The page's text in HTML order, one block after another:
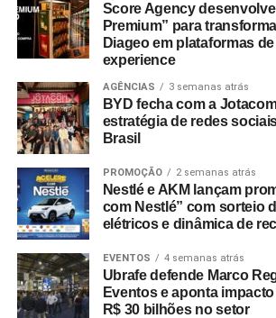
Score Agency
Premium” para
Diageo em plataformas
experience
AGÊNCIAS 3 semanas atrás
BYD fecha com a
estratégia de redes
Brasil
PROMOÇÃO 2 semanas atrás
Nestlé e AKM lançam
com Nestlé” com sorteio
elétricos e dinâmica de
EVENTOS 4 semanas atrás
Ubrafe defende Marco
Eventos e aponta
R$ 30 bilhões no setor